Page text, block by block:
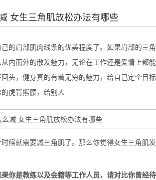
女生三角肌放松办法有哪些
肩部肌肉线条的优美程度了。如果肩部的三
内而外的散发魅力，无论在工作还是爱情上都
头，健身真的有着无穷的魅力，给自己定个目
虎背熊腰，给别人
候就需要减三角肌了。那么你觉得女生三角肌
你是教练以及会籍等工作人员，请对比你曾经